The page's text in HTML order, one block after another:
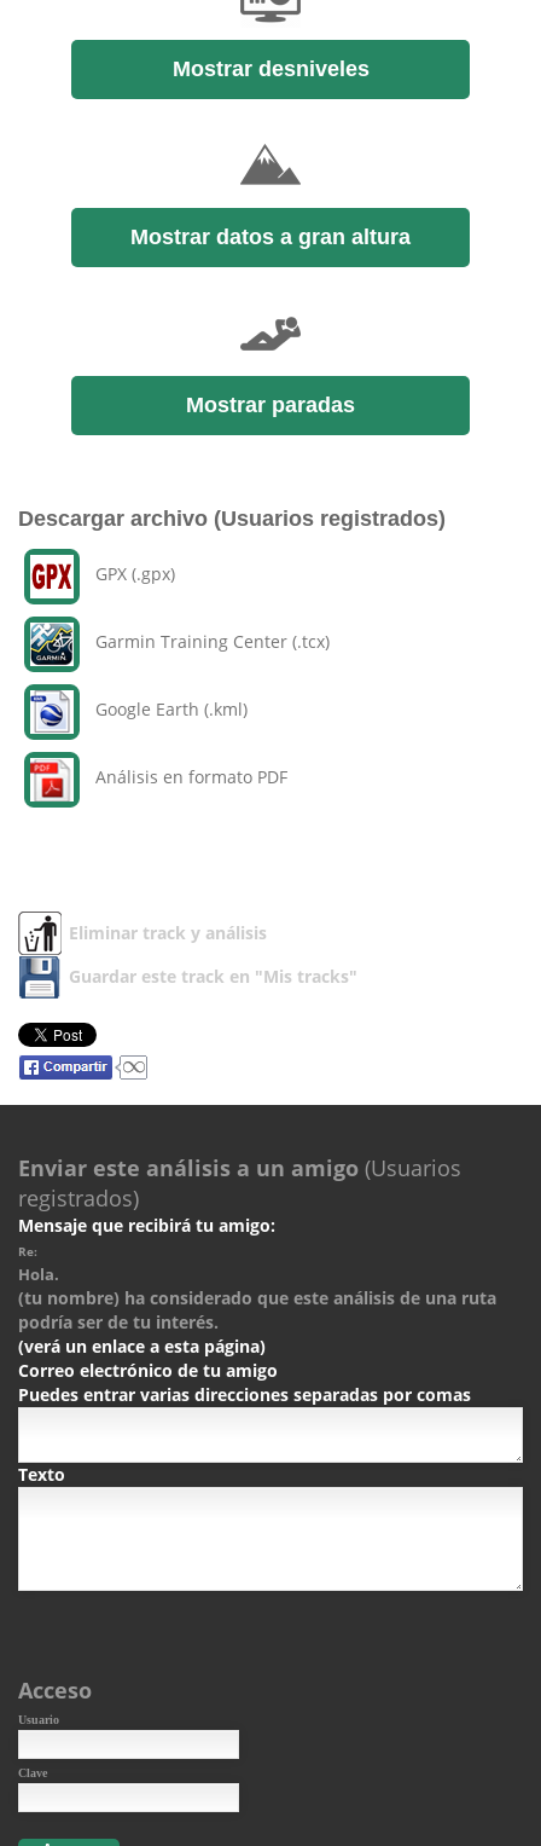
Mostrar desniveles
Mostrar datos a gran altura
Mostrar paradas
Descargar archivo (Usuarios registrados)
GPX (.gpx)
Garmin Training Center (.tcx)
Google Earth (.kml)
Análisis en formato PDF
Eliminar track y análisis
Guardar este track en "Mis tracks"
Enviar este análisis a un amigo (Usuarios
registrados)
Mensaje que recibirá tu amigo:
Re:
Hola.
(tu nombre) ha considerado que este análisis de una ruta
podría ser de tu interés.
(verá un enlace a esta página)
Correo electrónico de tu amigo
Puedes entrar varias direcciones separadas por comas
Texto
Acceso
Usuario
Clave